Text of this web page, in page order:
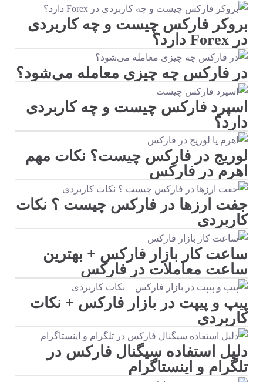
بروکر فارکس چیست و چه کاربردی
در Forex دارد؟
در فارکس چه چیزی معامله‌ می‌شود؟
اسپرد فارکس چیست و چه کاربردی
دارد؟
لوریج در فارکس چیست؟ نکات مهم
اهرم در فارکس
جفت ارزها در فارکس چیست ؟ نکات
کاربردی
ساعت کار بازار فارکس + بهترین
ساعت معاملات در فارکس
پیپ و پیپت در بازار فارکس + نکات
کاربردی
دلیل استفاده سیگنال فارکس در
تلگرام و اینستاگرام